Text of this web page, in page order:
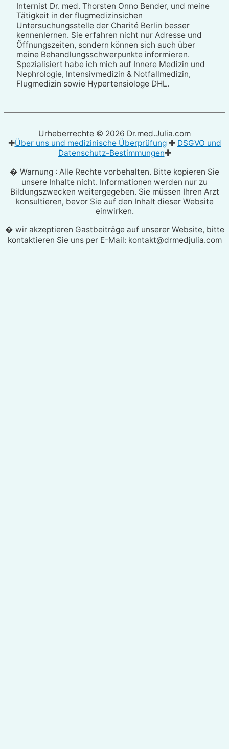
Internist Dr. med. Thorsten Onno Bender, und meine
Tätigkeit in der flugmedizinsichen
Untersuchungsstelle der Charité Berlin besser
kennenlernen. Sie erfahren nicht nur Adresse und
Öffnungszeiten, sondern können sich auch über
meine Behandlungsschwerpunkte informieren.
Spezialisiert habe ich mich auf Innere Medizin und
Nephrologie, Intensivmedizin & Notfallmedizin,
Flugmedizin sowie Hypertensiologe DHL.
Urheberrechte © 2026 Dr.med.Julia.com
✚Über uns und medizinische Überprüfung✚ DSGVO und
Datenschutz-Bestimmungen✚
� Warnung : Alle Rechte vorbehalten. Bitte kopieren Sie
unsere Inhalte nicht. Informationen werden nur zu
Bildungszwecken weitergegeben. Sie müssen Ihren Arzt
konsultieren, bevor Sie auf den Inhalt dieser Website
einwirken.
� wir akzeptieren Gastbeiträge auf unserer Website, bitte
kontaktieren Sie uns per E-Mail: kontakt@drmedjulia.com